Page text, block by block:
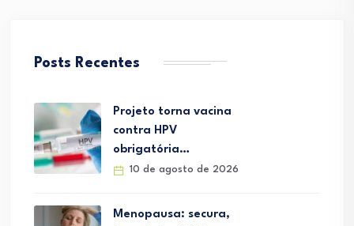
Posts Recentes
Projeto torna vacina
contra HPV
obrigatória…
10 de agosto de 2026
Menopausa: secura,